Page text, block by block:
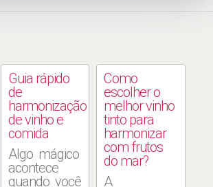
Guia rápido
de
harmonização
de vinho e
comida
Algo mágico
acontece
quando você
Como
escolher o
melhor vinho
tinto para
harmonizar
com frutos
do mar?
A